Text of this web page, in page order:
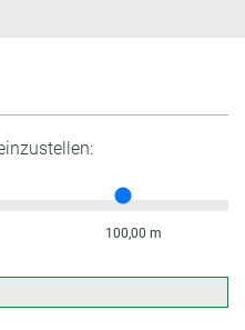
100,00 m